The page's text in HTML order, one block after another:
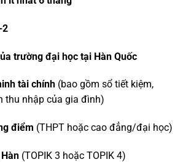
2
trường đại học tại Hàn Quốc
tài chính(bao gồm sổ tiết kiệm,
thu nhập của gia đình)
điểm (THPT hoặc cao đẳng/đại học)
(TOPIK 3 hoặc TOPIK 4)